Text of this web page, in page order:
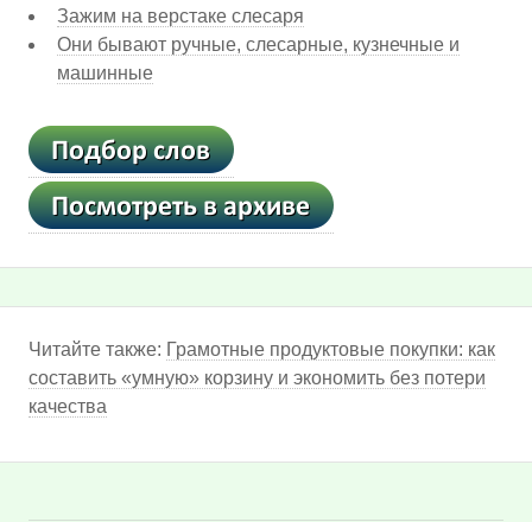
Зажим на верстаке слесаря
Они бывают ручные, слесарные, кузнечные и
машинные
Читайте также: Грамотные продуктовые покупки: как
составить «умную» корзину и экономить без потери
качества